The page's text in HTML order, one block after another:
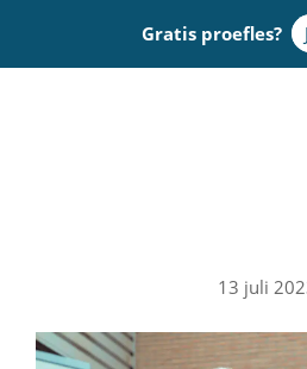
Gratis proefles?
13 juli